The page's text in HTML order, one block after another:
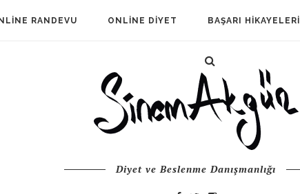
RANDEVU ONLINE DIYET BAŞARI HIKAYELERI
Diyet ve Beslenme Danışmanlığı